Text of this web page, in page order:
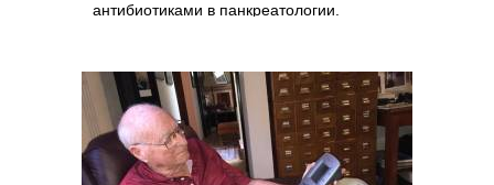
антибиотиками в панкреатологии.